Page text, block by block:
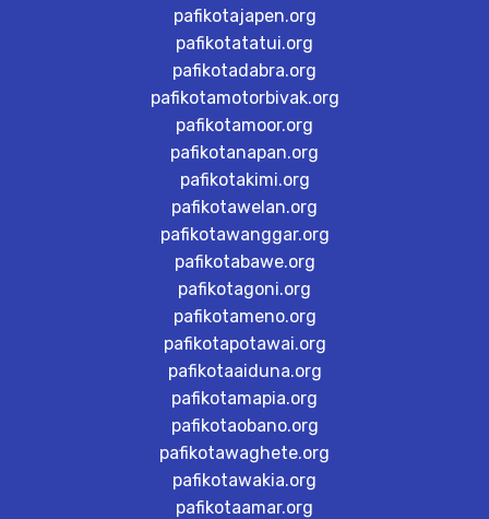
pafikotajapen.org
pafikotatatui.org
pafikotadabra.org
pafikotamotorbivak.org
pafikotamoor.org
pafikotanapan.org
pafikotakimi.org
pafikotawelan.org
pafikotawanggar.org
pafikotabawe.org
pafikotagoni.org
pafikotameno.org
pafikotapotawai.org
pafikotaaiduna.org
pafikotamapia.org
pafikotaobano.org
pafikotawaghete.org
pafikotawakia.org
pafikotaamar.org